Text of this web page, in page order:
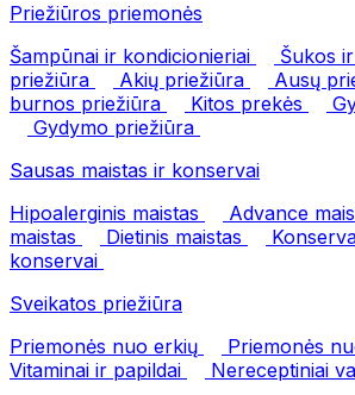
Priežiūros priemonės
Šampūnai ir kondicionieriai
Šukos
priežiūra
Akių priežiūra Ausų
burnos priežiūra
Kitos prekės
Gydymo priežiūra
Sausas maistas ir konservai
Hipoalerginis maistas
Advance
maistas
Dietinis maistas
konservai
Sveikatos priežiūra
Priemonės nuo erkių
Priemonės
Vitaminai ir papildai
Nereceptiniai